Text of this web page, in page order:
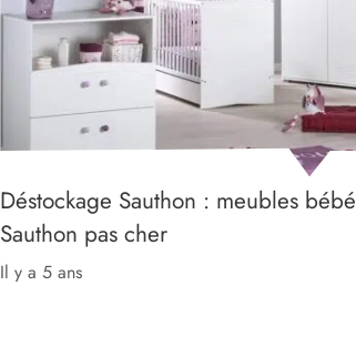
Déstockage Sauthon : meubles bébé
Sauthon pas cher
il y a 5 ans